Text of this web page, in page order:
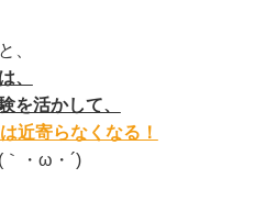
、
、
を活かして、
近寄らなくなる！
・ω・´)ゞ